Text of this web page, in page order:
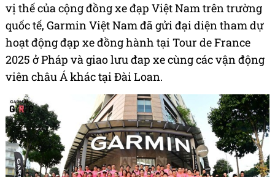
vị thế của cộng đồng xe đạp Việt Nam trên trường
quốc tế, Garmin Việt Nam đã gửi đại diện tham dự
hoạt động đạp xe đồng hành tại Tour de France
2025 ở Pháp và giao lưu đap xe cùng các vận động
viên châu Á khác tại Đài Loan.